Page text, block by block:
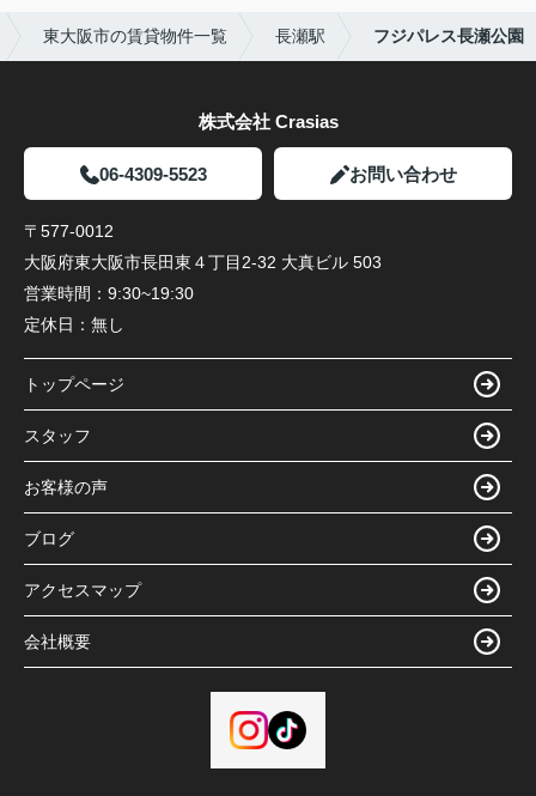
東大阪市の賃貸物件一覧 長瀬駅 フジパレス長瀬公園
株式会社 Crasias
06-4309-5523 お問い合わせ
〒577-0012
大阪府東大阪市長田東４丁目2-32 大真ビル 503
営業時間： 9:30~19:30
定休日： 無し
トップページ
スタッフ
お客様の声
ブログ
アクセスマップ
会社概要